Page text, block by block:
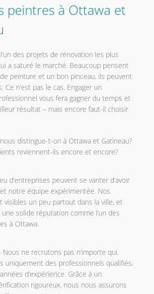
peintres à Ottawa et
des projets de rénovation les plus
a saturé le marché. Beaucoup pensent
de peinture et un bon pinceau, ils peuvent
Ce n’est pas le cas. Engager un
vous fera gagner du temps et
résultat – mais encore faut-il choisir
distingue-t-on à Ottawa et Gatineau?
reviennent-ils encore et encore?
d’entreprises peuvent se vanter d’avoir
notre équipe expérimentée. Nos
visibles un peu partout dans la ville, et
solide réputation comme l’un des
à Ottawa.
Nous ne recrutons pas n’importe qui.
uniquement des professionnels qualifiés,
d’expérience. Grâce à un
rigoureux, nous nous assurons